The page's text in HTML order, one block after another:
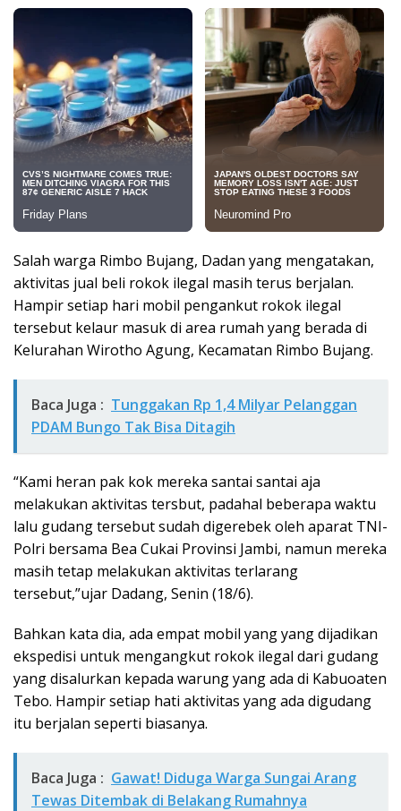
Salah warga Rimbo Bujang, Dadan yang mengatakan,
aktivitas jual beli rokok ilegal masih terus berjalan.
Hampir setiap hari mobil pengankut rokok ilegal
tersebut kelaur masuk di area rumah yang berada di
Kelurahan Wirotho Agung, Kecamatan Rimbo Bujang.
Baca Juga : Tunggakan Rp 1,4 Milyar Pelanggan
PDAM Bungo Tak Bisa Ditagih
“Kami heran pak kok mereka santai santai aja
melakukan aktivitas tersbut, padahal beberapa waktu
lalu gudang tersebut sudah digerebek oleh aparat TNI-
Polri bersama Bea Cukai Provinsi Jambi, namun mereka
masih tetap melakukan aktivitas terlarang
tersebut,”ujar Dadang, Senin (18/6).
Bahkan kata dia, ada empat mobil yang yang dijadikan
ekspedisi untuk mengangkut rokok ilegal dari gudang
yang disalurkan kepada warung yang ada di Kabuoaten
Tebo. Hampir setiap hati aktivitas yang ada digudang
itu berjalan seperti biasanya.
Baca Juga : Gawat! Diduga Warga Sungai Arang
Tewas Ditembak di Belakang Rumahnya